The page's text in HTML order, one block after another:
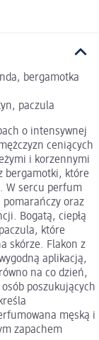
bergamotka
paczula
o intensywnej
ceniących
i korzennymi
bergamotki, które
W sercu perfum
oraz
Bogatą, ciepłą
które
skórze. Flakon z
aplikacją,
na co dzień,
poszukujących
męską i
zapachem